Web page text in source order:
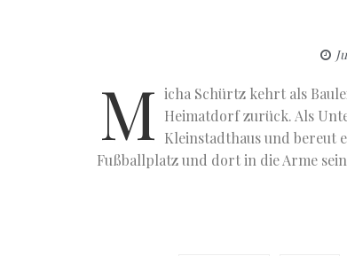
M icha Schürtz kehrt als
Heimatdorf zurück. Als
Kleinstadthaus und bereut
Fußballplatz und dort in die Arme